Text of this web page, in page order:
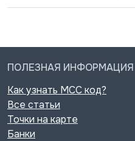
ПОЛЕЗНАЯ ИНФОРМАЦИЯ
Как узнать MCC код?
Все статьи
Точки на карте
Банки